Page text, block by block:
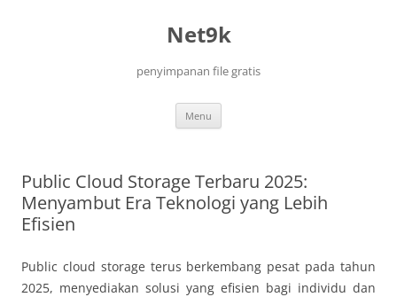
Net9k
penyimpanan file gratis
Menu
Public Cloud Storage Terbaru 2025:
Menyambut Era Teknologi yang Lebih
Efisien
Public cloud storage terus berkembang pesat pada tahun
2025, menyediakan solusi yang efisien bagi individu dan